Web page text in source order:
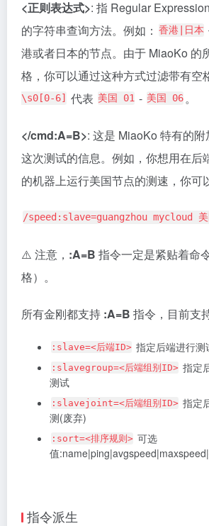
<正则表达式>: 指 Regular
的字符串查询方法。例如： 香港|日本
港或者日本的节点。由于 MiaoKo 的
格，你可以通过这种方式过滤带有空
\s0[0-6]
代表 美国 01 - 美国 06 。
</cmd:A=B>: 这是 MiaoKo 特有的
这次测试的信息。例如，你想用在后
的机器上运行美国节点的测速，你可
/speed:slave=guangzhou mycloud 美
⚠️ 注意， :A=B 指令一定是紧贴着命
格）。
所有金刚都支持 :A=B 指令，目前支
:slave=<后端ID> 指定后端进行测
:slavegroup=<后端组别ID> 指定
测试
:slavejoint=<后端组别ID> 指定
测(废弃)
:sort=<排序规则> 可选
值
指令派生